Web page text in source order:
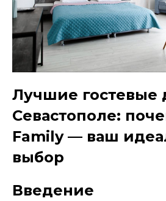
Лучшие гостевые
Севастополе:
Family — ваш
выбор
Введение